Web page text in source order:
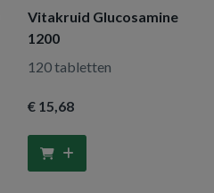
Vitakruid Glucosamine
1200
120 tabletten
€ 15,68